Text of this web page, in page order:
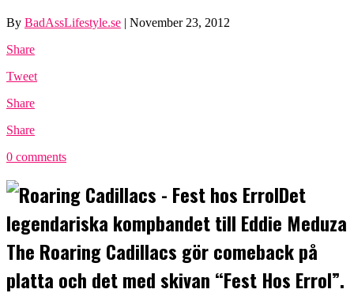
By BadAssLifestyle.se | November 23, 2012
Share
Tweet
Share
Share
0 comments
Det
legendariska kompbandet till Eddie Meduza
The Roaring Cadillacs gör comeback på
platta och det med skivan “Fest Hos Errol”.